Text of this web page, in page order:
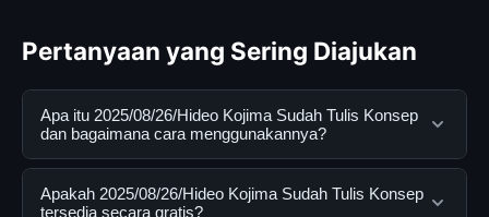
Pertanyaan yang Sering Diajukan
Apa itu 2025/08/26/Hideo Kojima Sudah Tulis Konsep
dan bagaimana cara menggunakannya?
2025/08/26/Hideo Kojima Sudah Tulis Konsep adalah
layanan digital yang dirancang untuk membantu
Apakah 2025/08/26/Hideo Kojima Sudah Tulis Konsep
tersedia secara gratis?